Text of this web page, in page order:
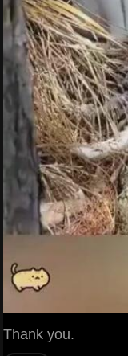
Thank you.